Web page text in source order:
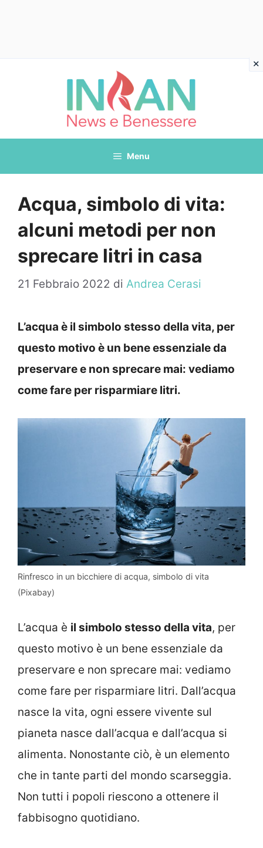
Menu
Acqua, simbolo di vita:
alcuni metodi per non
sprecare litri in casa
21 Febbraio 2022 di Andrea Cerasi
L’acqua è il simbolo stesso della vita, per
questo motivo è un bene essenziale da
preservare e non sprecare mai: vediamo
come fare per risparmiare litri.
Rinfresco in un bicchiere di acqua, simbolo di vita
(Pixabay)
L’acqua è il simbolo stesso della vita, per
questo motivo è un bene essenziale da
preservare e non sprecare mai: vediamo
come fare per risparmiare litri. Dall’acqua
nasce la vita, ogni essere vivente sul
pianeta nasce dall’acqua e dall’acqua si
alimenta. Nonostante ciò, è un elemento
che in tante parti del mondo scarseggia.
Non tutti i popoli riescono a ottenere il
fabbisogno quotidiano.